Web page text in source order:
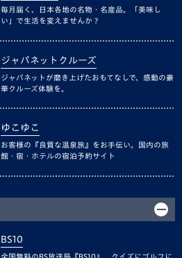
毎月届く、日本各地の名物・名産品。「美味し
い」で生活を変えませんか？
ジャパネットクルーズ
ジャパネットが磨き上げたおもてなしで、感動の豪
華クルーズ体験を。
ゆこゆこ
お客様の『良質な温泉旅』をお手伝い。国内の旅
館・宿・ホテルの宿泊予約サイト
BS10